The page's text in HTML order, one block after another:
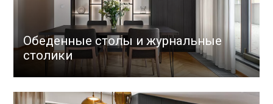
Обеденные столы и журнальные
столики